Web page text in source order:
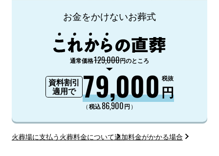
お金をかけないお葬式
通常価格129,000円のところ
資料割引
適用で
79,000円
税抜
（税込86,900円 ）
火葬場に支払う火葬料金について追加料金がかかる場合